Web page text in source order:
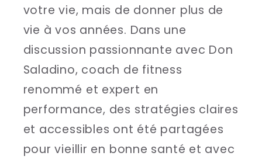
votre vie, mais de donner plus de
vie à vos années. Dans une
discussion passionnante avec Don
Saladino, coach de fitness
renommé et expert en
performance, des stratégies claires
et accessibles ont été partagées
pour vieillir en bonne santé et avec